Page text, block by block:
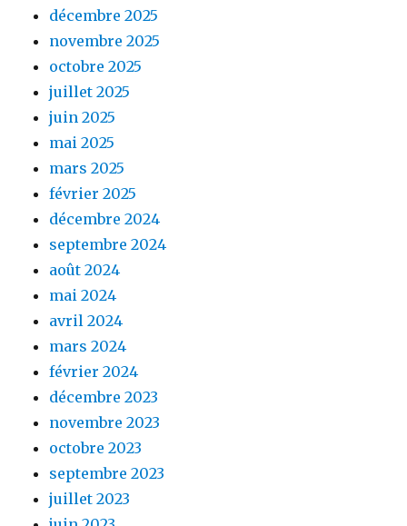
décembre 2025
novembre 2025
octobre 2025
juillet 2025
juin 2025
mai 2025
mars 2025
février 2025
décembre 2024
septembre 2024
août 2024
mai 2024
avril 2024
mars 2024
février 2024
décembre 2023
novembre 2023
octobre 2023
septembre 2023
juillet 2023